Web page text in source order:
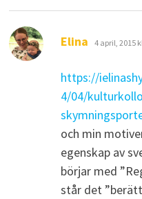
Elina skriver:
4 april, 2015
https://
4/04/
och min
egenskap av
börjar med
står det